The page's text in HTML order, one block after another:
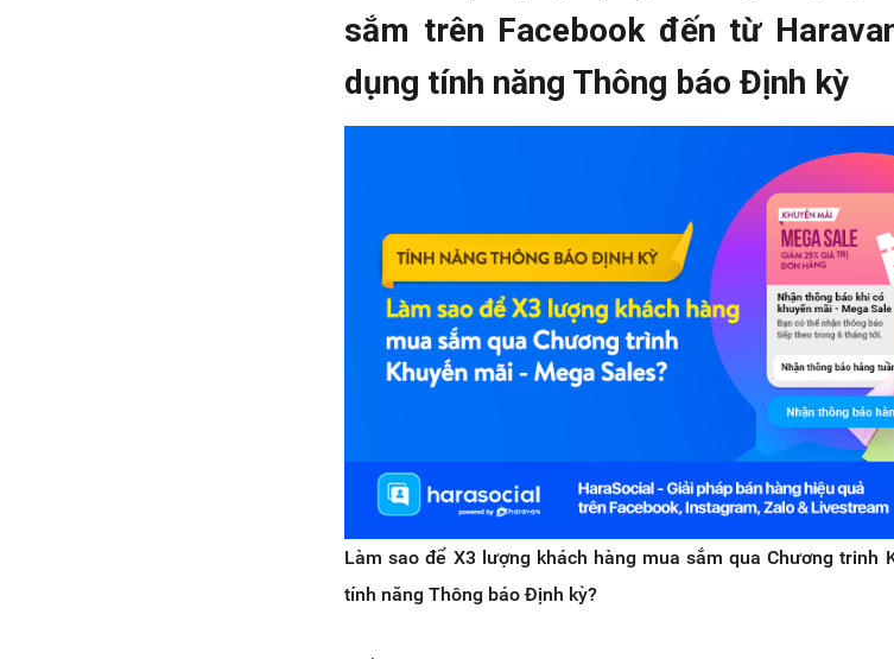
sắm trên Facebook đến từ
dụng tính năng Thông báo Định kỳ
Làm sao để X3 lượng khách hàng mua sắm qua Chương trinh
tính năng Thông báo Định kỳ?